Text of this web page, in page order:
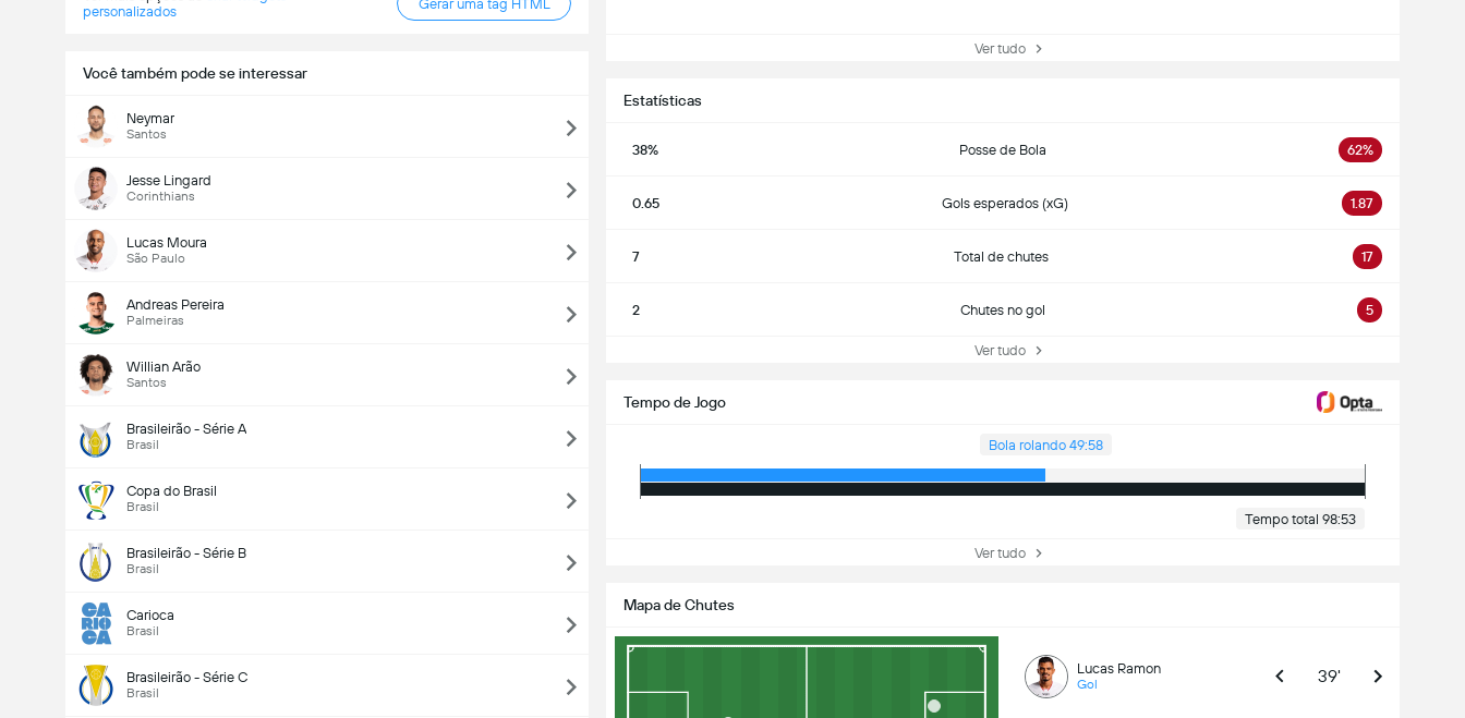
personalizados
Gerar uma tag HTML
Você também pode se interessar
Neymar
Santos
Jesse Lingard
Corinthians
Lucas Moura
São Paulo
Andreas Pereira
Palmeiras
Willian Arão
Santos
Brasileirão - Série A
Brasil
Copa do Brasil
Brasil
Brasileirão - Série B
Brasil
Carioca
Brasil
Brasileirão - Série C
Brasil
Ver tudo
Estatísticas
38% Posse de Bola 62%
0.65 Gols esperados (xG) 1.87
7 Total de chutes 17
2 Chutes no gol 5
Ver tudo
Tempo de Jogo
Bola rolando 49:58
Tempo total 98:53
Ver tudo
Mapa de Chutes
Lucas Ramon
Gol 39'